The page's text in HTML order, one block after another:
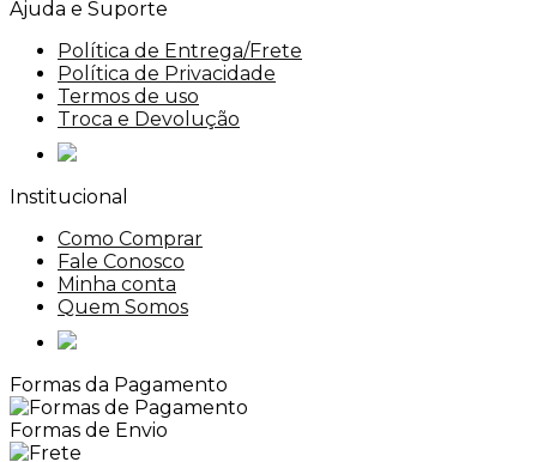
Ajuda e Suporte
Política de Entrega/Frete
Política de Privacidade
Termos de uso
Troca e Devolução
Institucional
Como Comprar
Fale Conosco
Minha conta
Quem Somos
Formas da Pagamento
Formas de Envio